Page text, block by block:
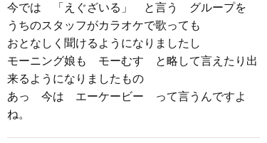
今では 「えぐざいる」 と言う グループを
うちのスタッフがカラオケで歌っても
おとなしく聞けるようになりましたし
モーニング娘も モーむす と略して言えたり出
来るようになりましたもの
あっ 今は エーケービー って言うんですよ
ね。